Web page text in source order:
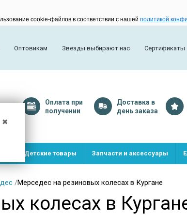
cookie-файлов в соответствии с нашей политикой
Оптовикам Звезды выбирают нас Сертификаты
✖
Оплата при
получении
Доставка в
день заказа
Детские товары Запчасти и аксессуары
/Мерседес на резиновых колесах в Кургане
колесах в